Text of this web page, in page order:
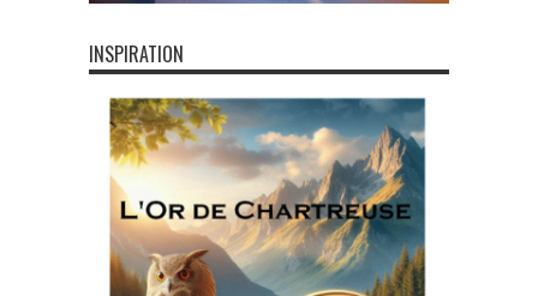
INSPIRATION